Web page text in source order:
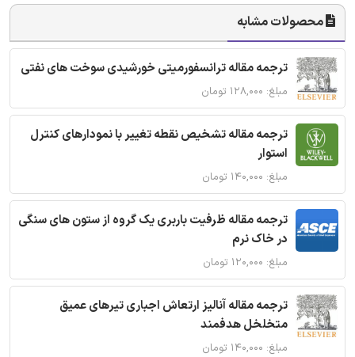
محصولات مشابه
ترجمه مقاله ترانسفورمیتی خورشیدی سوخت های نفتی
مبلغ: ۱۲۸,۰۰۰ تومان
ترجمه مقاله تشخیص نقطه تغییر با نمودارهای کنترل
استوار
مبلغ: ۱۴۰,۰۰۰ تومان
ترجمه مقاله ظرفیت باربری یک گروه از ستون های سنگی
در خاک نرم
مبلغ: ۱۲۰,۰۰۰ تومان
ترجمه مقاله آنالیز ارتعاش اجباری تیرهای عمیق
متخلخل هدفمند
مبلغ: ۱۴۰,۰۰۰ تومان